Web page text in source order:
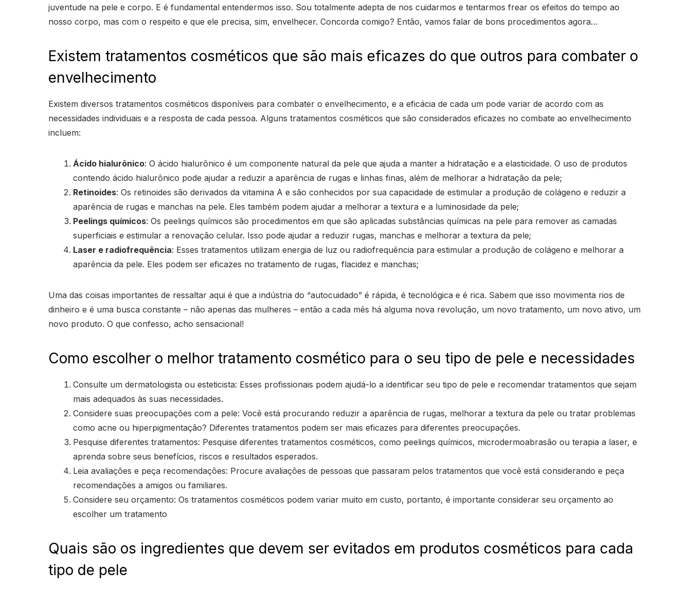
juventude na pele e corpo. E é fundamental entendermos isso. Sou totalmente adepta de nos cuidarmos e tentarmos frear os efeitos do tempo ao
nosso corpo, mas com o respeito e que ele precisa, sim, envelhecer. Concorda comigo? Então, vamos falar de bons procedimentos agora…
Existem tratamentos cosméticos que são mais eficazes do que outros para combater o
envelhecimento
Existem diversos tratamentos cosméticos disponíveis para combater o envelhecimento, e a eficácia de cada um pode variar de acordo com as
necessidades individuais e a resposta de cada pessoa. Alguns tratamentos cosméticos que são considerados eficazes no combate ao envelhecimento
incluem:
Ácido hialurônico: O ácido hialurônico é um componente natural da pele que ajuda a manter a hidratação e a elasticidade. O uso de produtos
contendo ácido hialurônico pode ajudar a reduzir a aparência de rugas e linhas finas, além de melhorar a hidratação da pele;
Retinoides: Os retinoides são derivados da vitamina A e são conhecidos por sua capacidade de estimular a produção de colágeno e reduzir a
aparência de rugas e manchas na pele. Eles também podem ajudar a melhorar a textura e a luminosidade da pele;
Peelings químicos: Os peelings químicos são procedimentos em que são aplicadas substâncias químicas na pele para remover as camadas
superficiais e estimular a renovação celular. Isso pode ajudar a reduzir rugas, manchas e melhorar a textura da pele;
Laser e radiofrequência: Esses tratamentos utilizam energia de luz ou radiofrequência para estimular a produção de colágeno e melhorar a
aparência da pele. Eles podem ser eficazes no tratamento de rugas, flacidez e manchas;
Uma das coisas importantes de ressaltar aqui é que a indústria do “autocuidado” é rápida, é tecnológica e é rica. Sabem que isso movimenta rios de
dinheiro e é uma busca constante – não apenas das mulheres – então a cada mês há alguma nova revolução, um novo tratamento, um novo ativo, um
novo produto. O que confesso, acho sensacional!
Como escolher o melhor tratamento cosmético para o seu tipo de pele e necessidades
Consulte um dermatologista ou esteticista: Esses profissionais podem ajudá-lo a identificar seu tipo de pele e recomendar tratamentos que sejam
mais adequados às suas necessidades.
Considere suas preocupações com a pele: Você está procurando reduzir a aparência de rugas, melhorar a textura da pele ou tratar problemas
como acne ou hiperpigmentação? Diferentes tratamentos podem ser mais eficazes para diferentes preocupações.
Pesquise diferentes tratamentos: Pesquise diferentes tratamentos cosméticos, como peelings químicos, microdermoabrasão ou terapia a laser, e
aprenda sobre seus benefícios, riscos e resultados esperados.
Leia avaliações e peça recomendações: Procure avaliações de pessoas que passaram pelos tratamentos que você está considerando e peça
recomendações a amigos ou familiares.
Considere seu orçamento: Os tratamentos cosméticos podem variar muito em custo, portanto, é importante considerar seu orçamento ao
escolher um tratamento
Quais são os ingredientes que devem ser evitados em produtos cosméticos para cada
tipo de pele